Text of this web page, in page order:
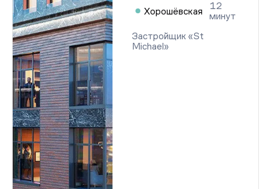
Хорошёвская
12
минут
Застройщик «St
Michael»